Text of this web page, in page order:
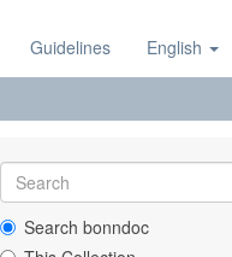
Guidelines English
Search bonndoc